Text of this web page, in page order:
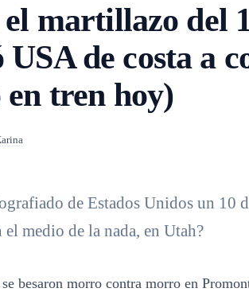
martillazo del
de costa a
tren hoy)
de Estados Unidos un 10
medio de la nada, en Utah?
besaron morro contra morro en